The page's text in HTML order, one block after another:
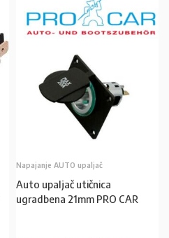
Napajanje AUTO upaljač
Auto upaljač utičnica
ugradbena 21mm PRO CAR